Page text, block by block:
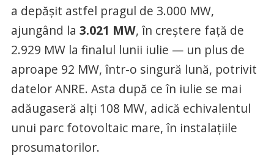
a depășit astfel pragul de 3.000 MW,
ajungând la 3.021 MW, în creștere față de
2.929 MW la finalul lunii iulie — un plus de
aproape 92 MW, într-o singură lună, potrivit
datelor ANRE. Asta după ce în iulie se mai
adăugaseră alți 108 MW, adică echivalentul
unui parc fotovoltaic mare, în instalațiile
prosumatorilor.